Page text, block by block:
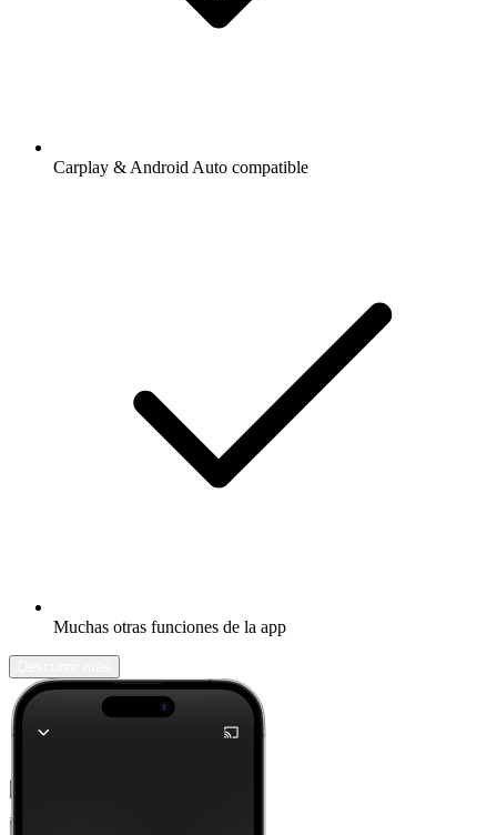
Carplay & Android Auto compatible
Muchas otras funciones de la app